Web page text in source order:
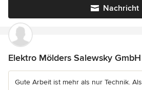
Nachricht
Elektro Mölders Salewsky GmbH
Gute Arbeit ist mehr als nur Technik.